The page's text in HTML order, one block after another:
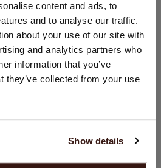
content and ads, to
and to analyse our traffic.
about your use of our site with
and analytics partners who
information that you’ve
they’ve collected from your use
Show details
MISSCHIEN OOK LEUK
vanuit Nederland (€). Wilt u uw
($)
VERDER